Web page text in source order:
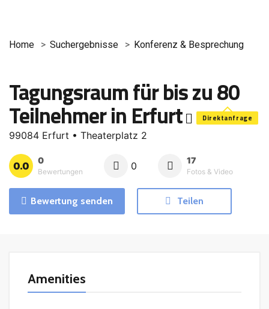
Home Suchergebnisse Konferenz & Besprechung
Tagungsraum für bis zu 80
Teilnehmer in Erfurt Direktanfrage
99084 Erfurt • Theaterplatz 2
0.0 0
Bewertungen 0 17
Fotos & Video
Bewertung senden Teilen
Amenities